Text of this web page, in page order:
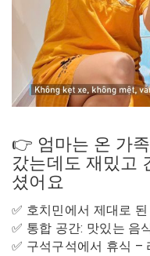
👉 엄마는 온 가
갔는데도 재밌고
셨어요
✅ 호치민에서 제대로 된
✅ 통합 공간: 맛있는 음
✅ 구석구석에서 휴식 –